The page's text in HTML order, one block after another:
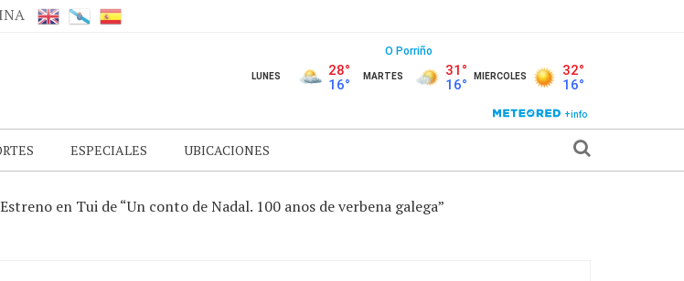
ESPECIALES UBICACIONES
Estreno en Tui de “Un conto de Nadal. 100 anos de verbena galega”